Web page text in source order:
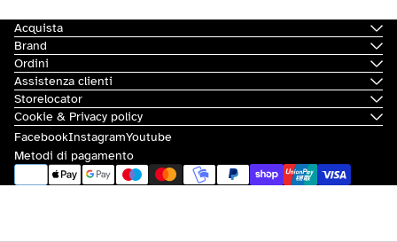
Acquista
Brand
Ordini
Assistenza clienti
Storelocator
Cookie & Privacy policy
FacebookInstagramYoutube
Metodi di pagamento